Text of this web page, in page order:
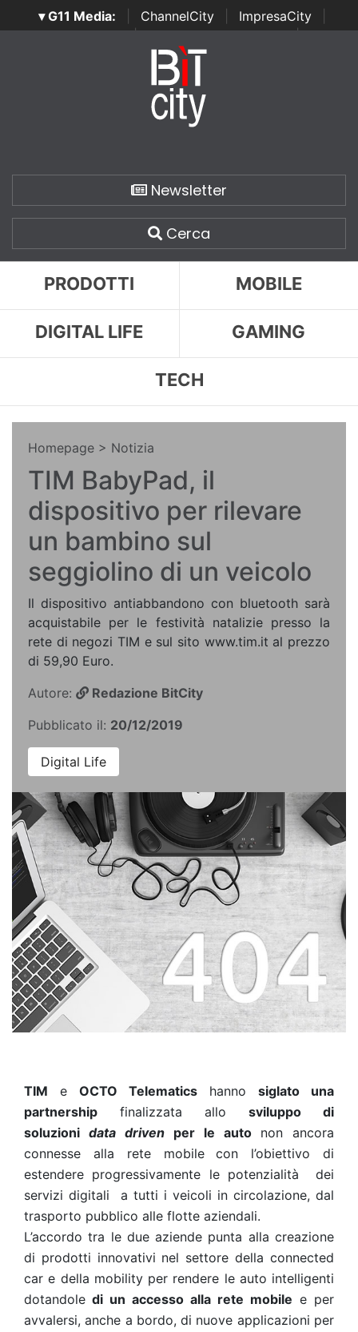
▾ G11 Media: ChannelCity ImpresaCity
SecurityOpenLab | Italian Channel Awards | Italian
Italian Security Awards
Newsletter
Cerca
PRODOTTI MOBILE
DIGITAL LIFE GAMING
TECH
Homepage > Notizia
TIM BabyPad, il
dispositivo per rilevare
un bambino sul
seggiolino di un veicolo
Il dispositivo antiabbandono con bluetooth sarà
acquistabile per le festività natalizie presso la
rete di negozi TIM e sul sito www.tim.it al prezzo
di 59,90 Euro.
Autore:
Redazione BitCity
Pubblicato il: 20/12/2019
Digital Life
TIM e OCTO Telematics hanno
siglato una
partnership
finalizzata allo
sviluppo di
soluzioni data driven per le auto non ancora
connesse alla rete mobile
con l’obiettivo di
estendere progressivamente le potenzialità dei
servizi digitali a tutti i veicoli in circolazione, dal
trasporto pubblico alle flotte aziendali.
L’accordo tra le due aziende punta alla creazione
di prodotti innovativi nel settore della connected
car e della mobility per rendere le auto intelligenti
dotandole di un accesso alla rete mobile e per
avvalersi, anche a bordo, di nuove applicazioni per